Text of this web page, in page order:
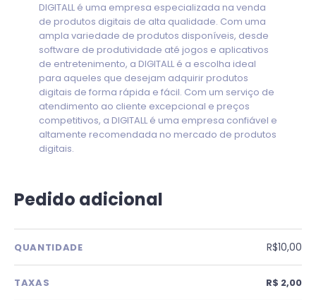
DIGITALL é uma empresa especializada na venda
de produtos digitais de alta qualidade. Com uma
ampla variedade de produtos disponíveis, desde
software de produtividade até jogos e aplicativos
de entretenimento, a DIGITALL é a escolha ideal
para aqueles que desejam adquirir produtos
digitais de forma rápida e fácil. Com um serviço de
atendimento ao cliente excepcional e preços
competitivos, a DIGITALL é uma empresa confiável e
altamente recomendada no mercado de produtos
digitais.
Pedido adicional
QUANTIDADE R$10,00
TAXAS R$ 2,00